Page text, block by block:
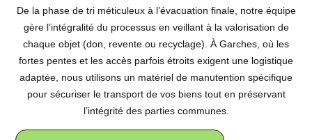
De la phase de tri méticuleux à l’évacuation finale, notre équipe
gère l’intégralité du processus en veillant à la valorisation de
chaque objet (don, revente ou recyclage). À Garches, où les
fortes pentes et les accès parfois étroits exigent une logistique
adaptée, nous utilisons un matériel de manutention spécifique
pour sécuriser le transport de vos biens tout en préservant
l’intégrité des parties communes.